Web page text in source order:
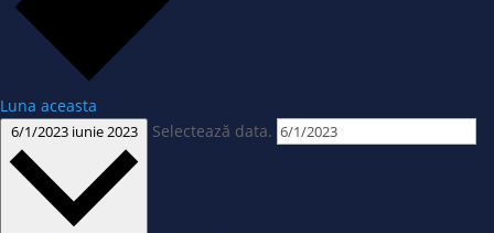
Luna aceasta
6/1/2023 iunie 2023 Selectează data.